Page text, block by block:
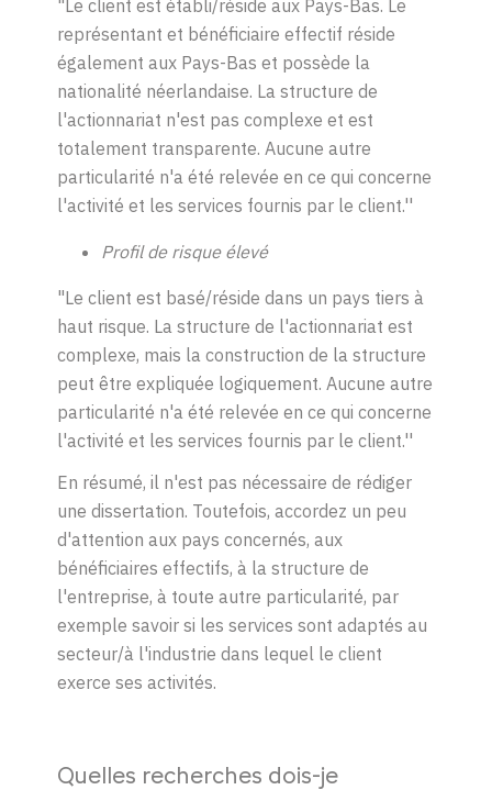
"Le client est établi/réside aux Pays-Bas. Le
représentant et bénéficiaire effectif réside
également aux Pays-Bas et possède la
nationalité néerlandaise. La structure de
l'actionnariat n'est pas complexe et est
totalement transparente. Aucune autre
particularité n'a été relevée en ce qui concerne
l'activité et les services fournis par le client.''
Profil de risque élevé
"Le client est basé/réside dans un pays tiers à
haut risque. La structure de l'actionnariat est
complexe, mais la construction de la structure
peut être expliquée logiquement. Aucune autre
particularité n'a été relevée en ce qui concerne
l'activité et les services fournis par le client.''
En résumé, il n'est pas nécessaire de rédiger
une dissertation. Toutefois, accordez un peu
d'attention aux pays concernés, aux
bénéficiaires effectifs, à la structure de
l'entreprise, à toute autre particularité, par
exemple savoir si les services sont adaptés au
secteur/à l'industrie dans lequel le client
exerce ses activités.
Quelles recherches dois-je